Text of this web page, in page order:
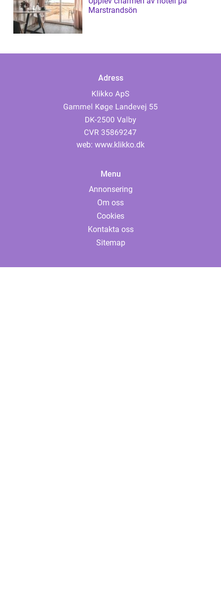
Marstrandsön
Adress
web: www.klikko.dk
Menu
Annonsering
Om oss
Cookies
Kontakta oss
Sitemap